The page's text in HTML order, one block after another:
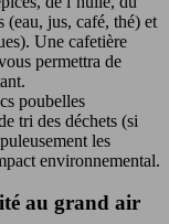
(eau, jus, café, thé) et
Une cafetière
permettra de
poubelles
tri des déchets (si
les
environnemental.
au grand air